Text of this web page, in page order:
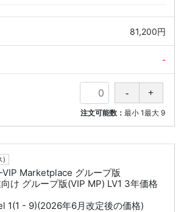
81,200円
-
注文可能数：最小 1最大 9
)
Marketplace グループ版
け グループ版(VIP MP) LV1 3年価格
1(1 - 9)(2026年6月改定後の価格)